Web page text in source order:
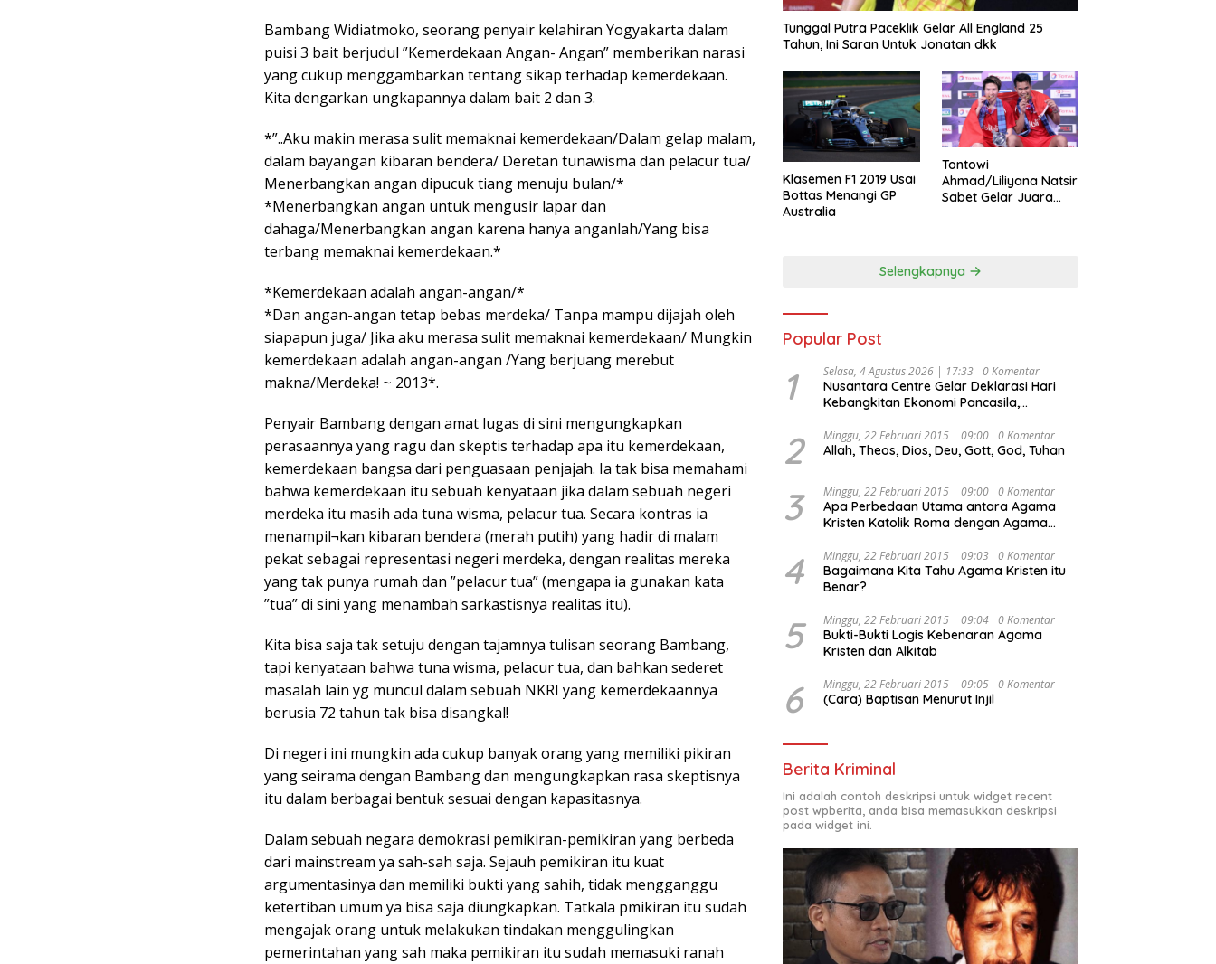
Bambang Widiatmoko, seorang penyair kelahiran Yogyakarta dalam
puisi 3 bait berjudul ”Kemerdekaan Angan- Angan” memberikan narasi
yang cukup menggambarkan tentang sikap terhadap kemerdekaan.
Kita dengarkan ungkapannya dalam bait 2 dan 3.
*”..Aku makin merasa sulit memaknai kemerdekaan/Dalam gelap malam,
dalam bayangan kibaran bendera/ Deretan tunawisma dan pelacur tua/
Menerbangkan angan dipucuk tiang menuju bulan/*
*Menerbangkan angan untuk mengusir lapar dan
dahaga/Menerbangkan angan karena hanya anganlah/Yang bisa
terbang memaknai kemerdekaan.*
*Kemerdekaan adalah angan-angan/*
*Dan angan-angan tetap bebas merdeka/ Tanpa mampu dijajah oleh
siapapun juga/ Jika aku merasa sulit memaknai kemerdekaan/ Mungkin
kemerdekaan adalah angan-angan /Yang berjuang merebut
makna/Merdeka! ~ 2013*.
Penyair Bambang dengan amat lugas di sini mengungkapkan
perasaannya yang ragu dan skeptis terhadap apa itu kemerdekaan,
kemerdekaan bangsa dari penguasaan penjajah. Ia tak bisa memahami
bahwa kemerdekaan itu sebuah kenyataan jika dalam sebuah negeri
merdeka itu masih ada tuna wisma, pelacur tua. Secara kontras ia
menampil¬kan kibaran bendera (merah putih) yang hadir di malam
pekat sebagai representasi negeri merdeka, dengan realitas mereka
yang tak punya rumah dan ”pelacur tua” (mengapa ia gunakan kata
”tua” di sini yang menambah sarkastisnya realitas itu).
Kita bisa saja tak setuju dengan tajamnya tulisan seorang Bambang,
tapi kenyataan bahwa tuna wisma, pelacur tua, dan bahkan sederet
masalah lain yg muncul dalam sebuah NKRI yang kemerdekaannya
berusia 72 tahun tak bisa disangkal!
Di negeri ini mungkin ada cukup banyak orang yang memiliki pikiran
yang seirama dengan Bambang dan mengungkapkan rasa skeptisnya
itu dalam berbagai bentuk sesuai dengan kapasitasnya.
Dalam sebuah negara demokrasi pemikiran-pemikiran yang berbeda
dari mainstream ya sah-sah saja. Sejauh pemikiran itu kuat
argumentasinya dan memiliki bukti yang sahih, tidak mengganggu
ketertiban umum ya bisa saja diungkapkan. Tatkala pmikiran itu sudah
mengajak orang untuk melakukan tindakan menggulingkan
pemerintahan yang sah maka pemikiran itu sudah memasuki ranah
Tunggal Putra Paceklik Gelar All England 25
Tahun, Ini Saran Untuk Jonatan dkk
Klasemen F1 2019 Usai
Bottas Menangi GP
Australia
Tontowi
Ahmad/Liliyana Natsir
Sabet Gelar Juara
Selengkapnya
Popular Post
1 Selasa, 4 Agustus 2026 | 17:33 0 Komentar
Nusantara Centre Gelar Deklarasi Hari
Kebangkitan Ekonomi Pancasila,
Djojohadikusumo Anti Penjajahan
(Pergolakan Ekonomi Politik Indonesia) &
Undang Perekonomian Nasional dan
Kesejahteraan Sosial dalam Menata
Bangsa Menuju Indonesia Emas 2045”,
2 Minggu, 22 Februari 2015 | 09:00 0 Komentar
Allah, Theos, Dios, Deu, Gott, God, Tuhan
3 Minggu, 22 Februari 2015 | 09:00 0 Komentar
Apa Perbedaan Utama antara Agama
Kristen Katolik Roma dengan Agama
4 Minggu, 22 Februari 2015 | 09:03 0 Komentar
Bagaimana Kita Tahu Agama Kristen itu
Benar?
5 Minggu, 22 Februari 2015 | 09:04 0 Komentar
Bukti-Bukti Logis Kebenaran Agama
Kristen dan Alkitab
6 Minggu, 22 Februari 2015 | 09:05 0 Komentar
(Cara) Baptisan Menurut Injil
Berita Kriminal
Ini adalah contoh deskripsi untuk widget recent
post wpberita, anda bisa memasukkan deskripsi
pada widget ini.